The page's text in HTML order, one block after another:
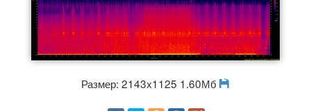
Размер: 2143x1125 1.60Мб